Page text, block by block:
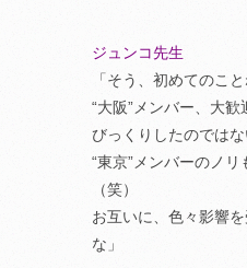
ジュンコ先生
「そう、初めてのこと
“大阪”メンバー、大歓
びっくりしたのではな
“東京”メンバーのノ
（笑）
お互いに、色々影響
な」